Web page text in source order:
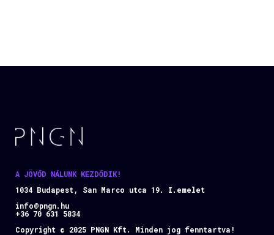
A JÖVŐD NÁLUNK KEZDŐDIK!
1034 Budapest, San Marco utca 19. I.emelet
info@pngn.hu
+36 70 631 5834
Copyright © 2025 PNGN Kft. Minden jog fenntartva!